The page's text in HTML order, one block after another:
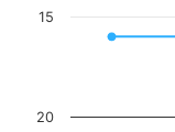
15
20